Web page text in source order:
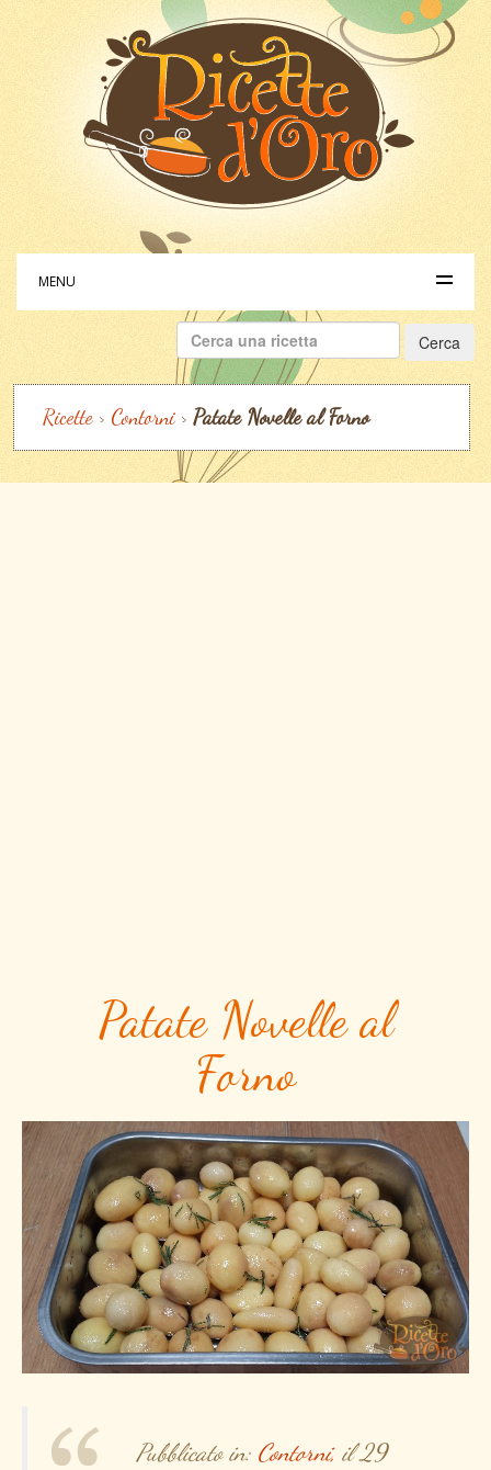
MENU
Ricerca
per:
Ricette > Contorni > Patate Novelle al Forno
Patate Novelle al
Forno
Pubblicato in: Contorni,il 29